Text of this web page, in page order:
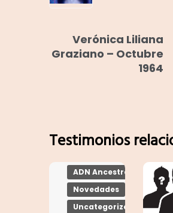
Verónica Liliana
Graziano – Octubre
1964
Testimonios
ADN Ancestral
Novedades
Uncategorized